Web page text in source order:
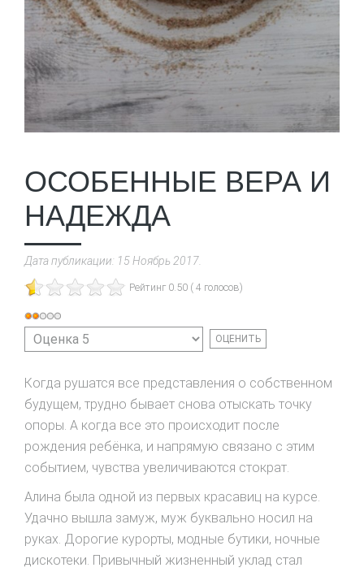
ОСОБЕННЫЕ ВЕРА И
НАДЕЖДА
Дата публикации: 15 Ноябрь 2017
Рейтинг 0.50 ( 4 голосов)
Рейтинг:
2/5
Пожалуйста,
Когда рушатся все представления о собственном
будущем, трудно бывает снова отыскать точку
опоры. А когда все это происходит после
рождения ребёнка, и напрямую связано с этим
событием, чувства увеличиваются стократ.
Алина была одной из первых красавиц на курсе.
Удачно вышла замуж, муж буквально носил на
руках. Дорогие курорты, модные бутики, ночные
дискотеки. Привычный жизненный уклад стал